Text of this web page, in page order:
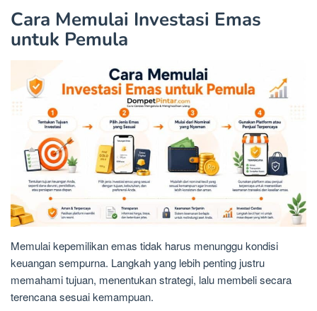
Cara Memulai Investasi Emas
untuk Pemula
Memulai kepemilikan emas tidak harus menunggu kondisi
keuangan sempurna. Langkah yang lebih penting justru
memahami tujuan, menentukan strategi, lalu membeli secara
terencana sesuai kemampuan.